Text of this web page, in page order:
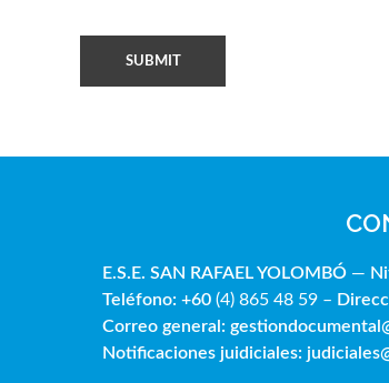
E.S.E. SAN RAFAEL YOLOMBÓ —
Teléfono: +60 (4) 865 48 59 –
Correo general:
Notificaciones juidiciales: